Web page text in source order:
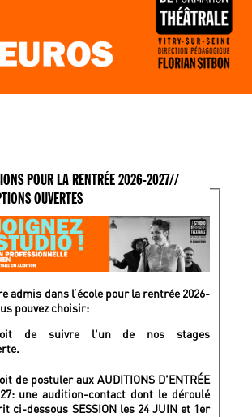
LA RENTRÉE 2026-2027//
OUVERTES
admis dans l’école pour la rentrée 2026-
pouvez choisir:
de suivre l'un de nos stages
de postuler aux AUDITIONS D'ENTRÉE
le déroulé
ci-dessous SESSION les 24 JUIN et 1er